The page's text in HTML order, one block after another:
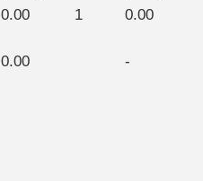
0.00 1 0.00
0.00 -